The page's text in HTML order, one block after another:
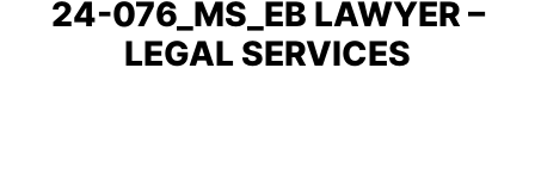
24-076_MS_EB LAWYER –
LEGAL SERVICES